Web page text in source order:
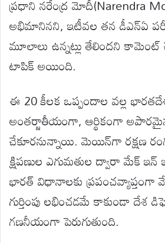
ప్రధాని నరేంద్ర మోదీ(Narendra
అభిమానినని, ఇటీవల తన డీఎన్ఏ
మూలాలు ఉన్నట్లు తేలిందని
టాపిక్ అయింది.
ఈ 20 కీలక ఒప్పందాల వల్ల
అంతర్జాతీయంగా, ఆర్థికంగా
చేకూరనున్నాయి. మెయిన్‌గా రక్షణ
క్షిపణుల ఎగుమతుల ద్వారా మేక్
భారత్ విధానాలకు ప్రపంచవ్యాప్తంగా
గుర్తింపు లభించడమే కాకుండా దేశ
గణనీయంగా పెరుగుతుంది.